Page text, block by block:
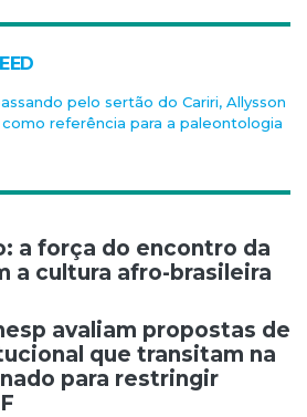
pelo sertão do Cariri, Allysson
referência para a paleontologia
de Post
a força do encontro da
a cultura afro-brasileira
avaliam propostas de
que transitam na
para restringir